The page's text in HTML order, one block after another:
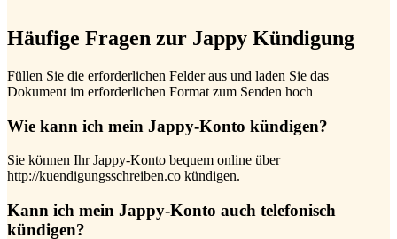
Häufige Fragen zur Jappy Kündigung
Füllen Sie die erforderlichen Felder aus und laden Sie das
Dokument im erforderlichen Format zum Senden hoch
Wie kann ich mein Jappy-Konto kündigen?
Sie können Ihr Jappy-Konto bequem online über
http://kuendigungsschreiben.co kündigen.
Kann ich mein Jappy-Konto auch telefonisch
kündigen?